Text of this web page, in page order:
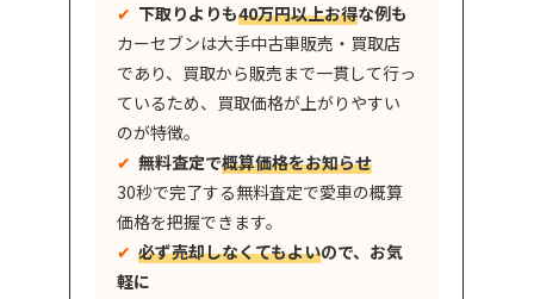
✔︎ 下取りよりも40万円以上お得な例も
カーセブンは大手中古車販売・買取店
であり、買取から販売まで一貫して行っ
ているため、買取価格が上がりやすい
のが特徴。
✔︎ 無料査定で概算価格をお知らせ
30秒で完了する無料査定で愛車の概算
価格を把握できます。
✔︎ 必ず売却しなくてもよいので、お気
軽に